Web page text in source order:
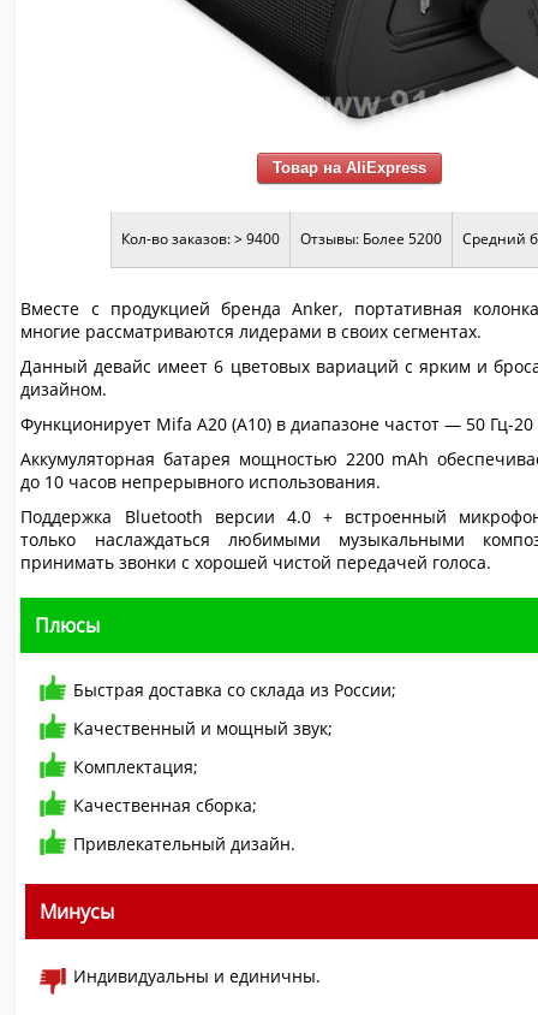
Товар на AliExpress
Кол-во заказов: > 9400 Отзывы: Более 5200 Средний
Вместе с продукцией бренда Anker, портативная
многие рассматриваются лидерами в своих сегментах.
Данный девайс имеет 6 цветовых вариаций с ярким и
дизайном.
Функционирует Mifa A20 (А10) в диапазоне частот — 50 Гц-20
Аккумуляторная батарея мощностью 2200 mAh
до 10 часов непрерывного использования.
Поддержка Bluetooth версии 4.0 + встроенный
только наслаждаться любимыми музыкальными
принимать звонки с хорошей чистой передачей голоса.
Плюсы
Быстрая доставка со склада из России;
Качественный и мощный звук;
Комплектация;
Качественная сборка;
Привлекательный дизайн.
Минусы
Индивидуальны и единичны.